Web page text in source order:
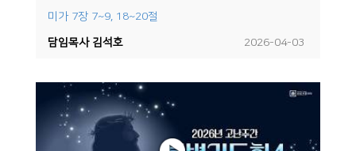
미가 7장 7~9, 18~20절
2026-04-03
담임목사 김석호